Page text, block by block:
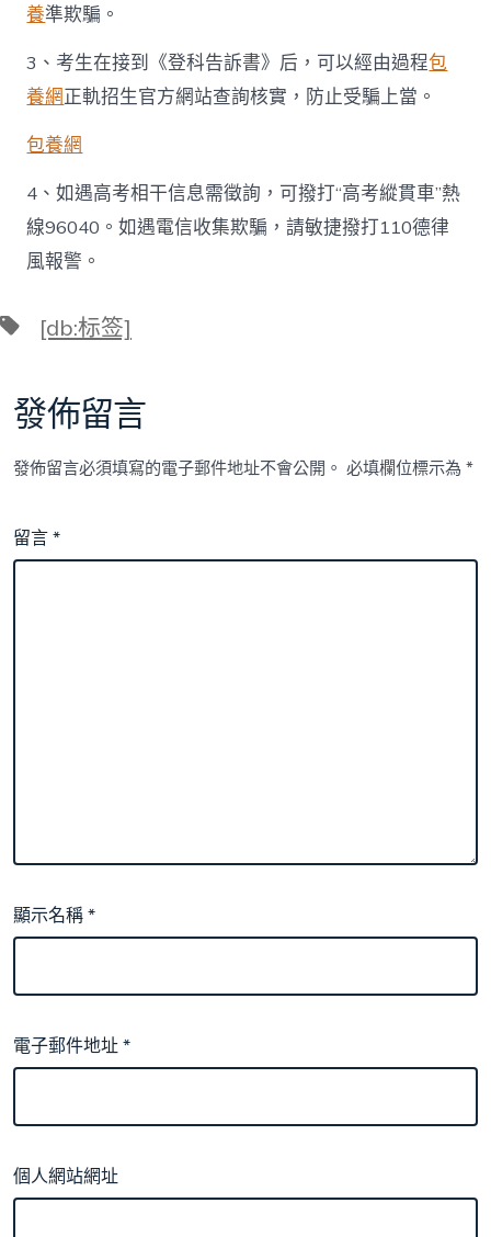
養準欺騙。
3、考生在接到《登科告訴書》后，可以經由過程包
養網正軌招生官方網站查詢核實，防止受騙上當。
包養網
4、如遇高考相干信息需徵詢，可撥打“高考縱貫車”熱
線96040。如遇電信收集欺騙，請敏捷撥打110德律
風報警。
標 [db:标签]
發佈留言
發佈留言必須填寫的電子郵件地址不會公開。 必填欄位標示為*
留言*
顯示名稱*
電子郵件地址*
個人網站網址